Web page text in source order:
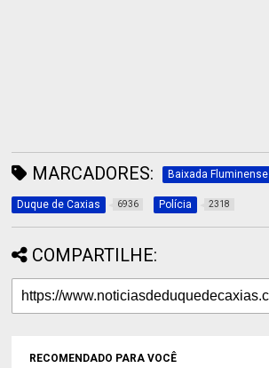
MARCADORES: Baixada Fluminense
Duque de Caxias 6936 Polícia 2318
COMPARTILHE:
RECOMENDADO PARA VOCÊ